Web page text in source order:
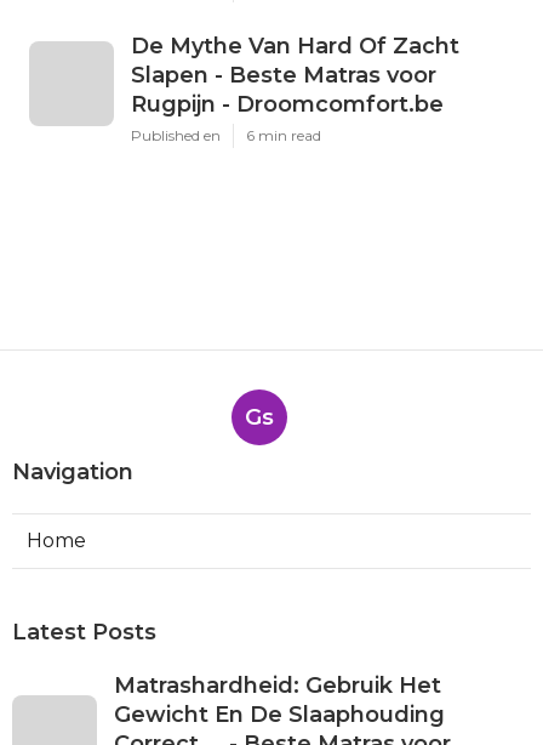
De Mythe Van Hard Of Zacht
Slapen - Beste Matras voor
Rugpijn - Droomcomfort.be
Published en 6 min read
Gs
Navigation
Home
Latest Posts
Matrashardheid: Gebruik Het
Gewicht En De Slaaphouding